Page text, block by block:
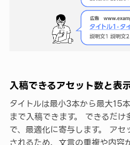
入稿できるアセット数と表
タイトルは最小3本から最大15
まで入稿できます。 できるだ
で、最適化に寄与します。 ア
されるため、文言の重複や内容